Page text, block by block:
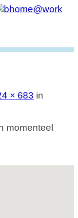
× 683 in
momenteel